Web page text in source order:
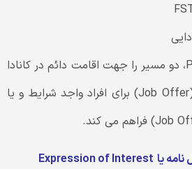
برنامه اکسپرس اینتری PEI، دو مسیر را جهت اقامت دائم در کانادا
از طریق پیشنهاد شغلی (Job Offer) برای افراد واجد شرایط و یا
نامه یا Expression of Interest